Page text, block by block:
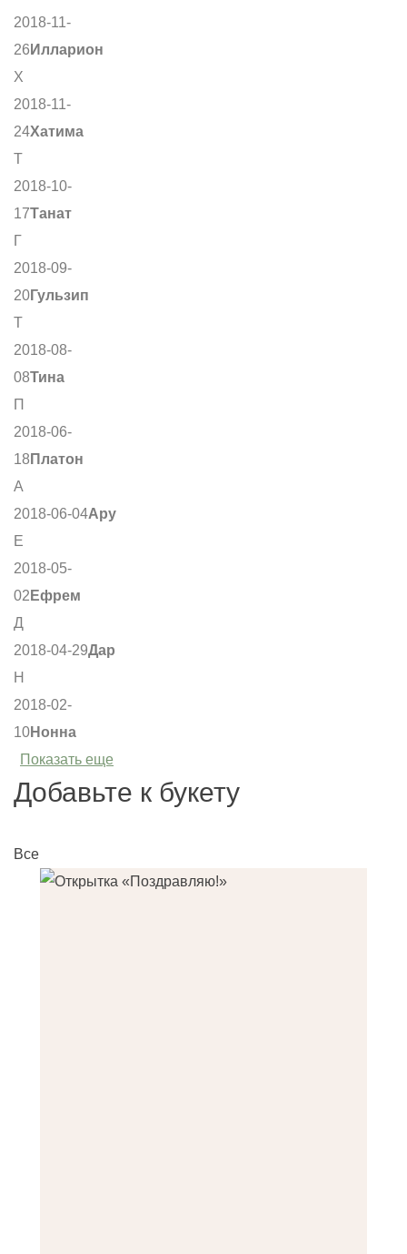
2018-11-
26 Илларион
Х
2018-11-
24Хатима
Т
2018-10-
17Танат
Г
2018-09-
20Гульзип
Т
2018-08-
08Тина
П
2018-06-
18 Платон
А
2018-06-04Ару
Е
2018-05-
02 Ефрем
Д
2018-04-29Дар
Н
2018-02-
10Нонна
Показать еще
Добавьте к букету
Все